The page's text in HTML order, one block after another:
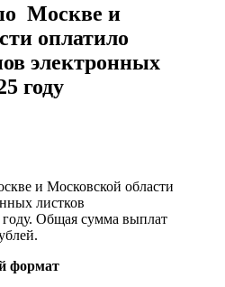
Москве и
оплатило
электронных
году
и Московской области
листков
году. Общая сумма выплат
формат